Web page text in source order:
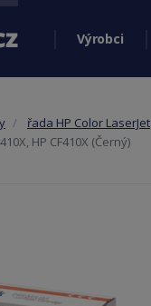
Výrobci
řada HP Color LaserJet
HP CF410X (Černý)